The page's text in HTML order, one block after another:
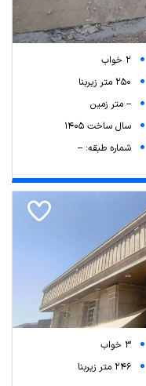
2 خواب
250 متر زیربنا
-- متر زمین
سال ساخت 1405
شماره طبقه: --
3 خواب
246 متر زیربنا